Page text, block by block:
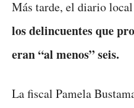
Más tarde, el diario local
los delincuentes que
eran “al menos” seis.
La fiscal Pamela